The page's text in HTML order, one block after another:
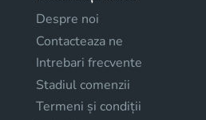
Despre noi
Contacteaza ne
Intrebari frecvente
Stadiul comenzii
Termeni și condiții